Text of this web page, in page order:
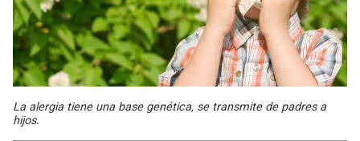
La alergia tiene una base genética, se transmite de padres a
hijos.